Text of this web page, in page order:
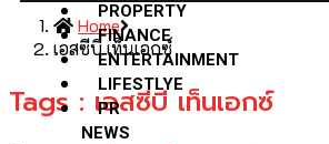
PROPERTY
FINANCE
ENTERTAINMENT
LIFESTLYE
PR
NEWS
Home
เอสซีบี เท็นเอกซ์
Tags : เอสซีบี เท็นเอกซ์